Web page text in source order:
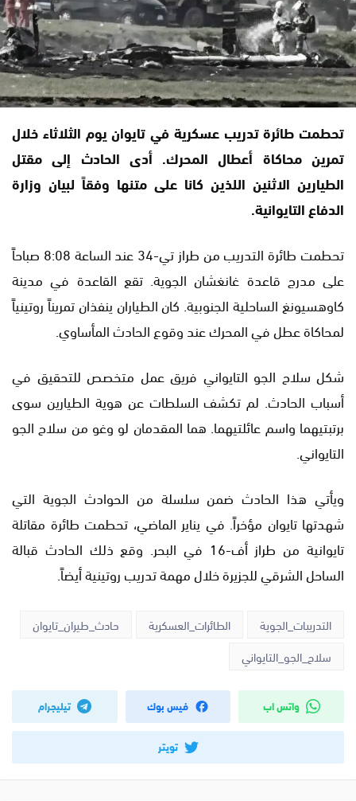
تحطمت طائرة تدريب عسكرية في تايوان يوم الثلاثاء خلال
تمرين محاكاة أعطال المحرك. أدى الحادث إلى مقتل
الطيارين الاثنين اللذين كانا على متنها وفقاً لبيان وزارة
الدفاع التايوانية.
تحطمت طائرة التدريب من طراز تي-34 عند الساعة 8:08 صباحاً
على مدرج قاعدة غانغشان الجوية. تقع القاعدة في مدينة
كاوهسيونغ الساحلية الجنوبية. كان الطياران ينفذان تمريناً روتينياً
لمحاكاة عطل في المحرك عند وقوع الحادث المأساوي.
شكل سلاح الجو التايواني فريق عمل متخصص للتحقيق في
أسباب الحادث. لم تكشف السلطات عن هوية الطيارين سوى
برتبتيهما واسم عائلتيهما. هما المقدمان لو وغو من سلاح الجو
التايواني.
ويأتي هذا الحادث ضمن سلسلة من الحوادث الجوية التي
شهدتها تايوان مؤخراً. في يناير الماضي، تحطمت طائرة مقاتلة
تايوانية من طراز أف-16 في البحر. وقع ذلك الحادث قبالة
الساحل الشرقي للجزيرة خلال مهمة تدريب روتينية أيضاً.
التدريبات_الجوية الطائرات_العسكرية
حادث_طيران_تايوان
سلاح_الجو_التايواني
واتس اب فيس بوك تيليجرام
تويتر